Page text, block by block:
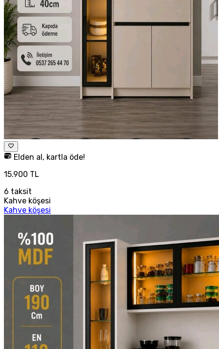
Elden al, kartla öde!
15.900 TL
6 taksit
Kahve köşesi
Kahve köşesi